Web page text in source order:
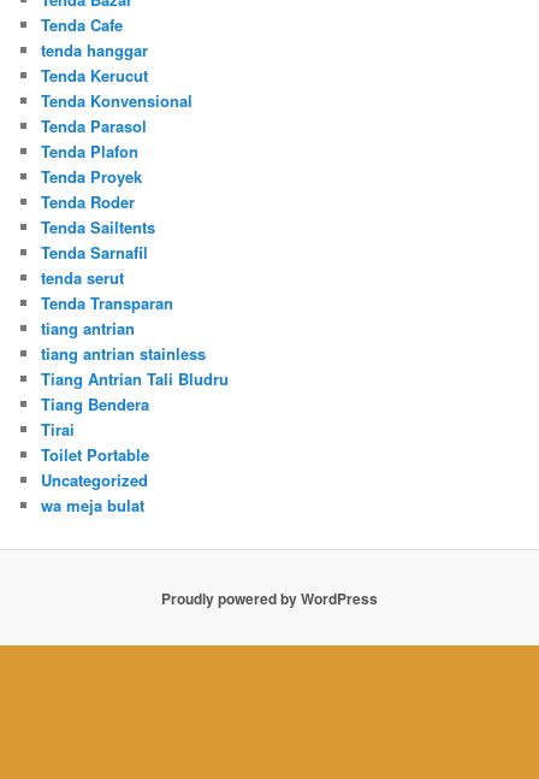
Tenda Cafe
tenda hanggar
Tenda Kerucut
Tenda Konvensional
Tenda Parasol
Tenda Plafon
Tenda Proyek
Tenda Roder
Tenda Sailtents
Tenda Sarnafil
tenda serut
Tenda Transparan
tiang antrian
tiang antrian stainless
Tiang Antrian Tali Bludru
Tiang Bendera
Tirai
Toilet Portable
Uncategorized
wa meja bulat
Proudly powered by WordPress